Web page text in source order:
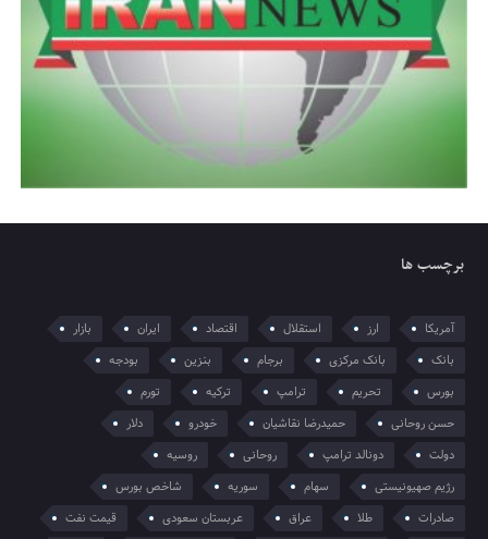
برچسب ها
آمریکا ارز استقلال اقتصاد ایران
بازار
بانک
بانک مرکزی برجام بنزین
بودجه
بورس
تحریم ترامپ ترکیه
تورم
حسن روحانی
حمیدرضا نقاشیان خودرو
دلار
دولت
دونالد ترامپ روحانی
روسیه
رژیم صهیونیستی
سهام سوریه
شاخص بورس
صادرات
طلا عراق عربستان سعودی قیمت نفت